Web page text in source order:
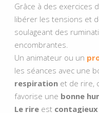
Grâce à des exercices
libérer les tensions et
soulageant des
encombrantes.
Un animateur ou un
les séances avec une
respirationet de rire,
favorise une bonne
Le rireest contagieux